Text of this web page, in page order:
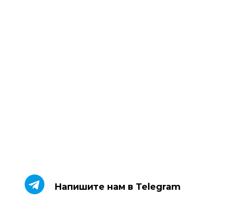
Напишите нам в Telegram